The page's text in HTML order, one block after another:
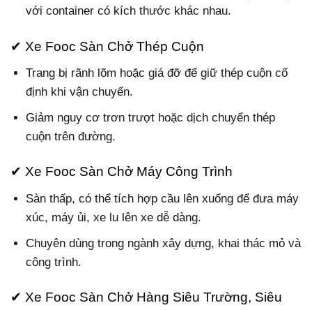
với container có kích thước khác nhau.
✔ Xe Fooc Sàn Chở Thép Cuộn
Trang bị rãnh lõm hoặc giá đỡ để giữ thép cuộn cố
định khi vận chuyển.
Giảm nguy cơ trơn trượt hoặc dịch chuyển thép
cuộn trên đường.
✔ Xe Fooc Sàn Chở Máy Công Trình
Sàn thấp, có thể tích hợp cầu lên xuống để đưa máy
xúc, máy ủi, xe lu lên xe dễ dàng.
Chuyên dùng trong ngành xây dựng, khai thác mỏ và
công trình.
✔ Xe Fooc Sàn Chở Hàng Siêu Trường, Siêu